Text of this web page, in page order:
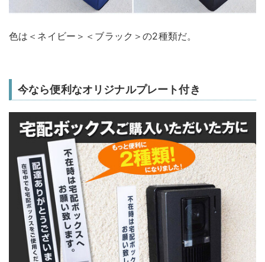
色は＜ネイビー＞＜ブラック＞の2種類だ。
今なら便利なオリジナルプレート付き